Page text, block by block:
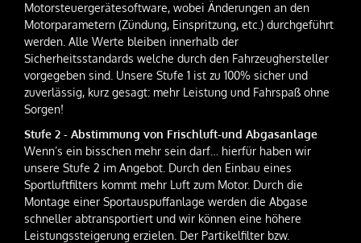
Motorsteuergerätesoftware, wobei Änderungen an den
Motorparametern (Zündung, Einspritzung, etc.) durchgeführt
werden. Alle Werte bleiben innerhalb der
Sicherheitsstandards welche durch den Fahrzeughersteller
vorgegeben sind. Unsere Stufe 1 ist zu 100% sicher und
zuverlässig, kurz gesagt: mehr Leistung und Fahrspaß ohne
Sorgen!
Stufe 2 - Abstimmung von Frischluft-und Abgasanlage
Wenn’s ein bisschen mehr sein darf… hierfür haben wir
unsere Stufe 2 im Angebot. Durch den Einbau eines
Sportluftfilters kommt mehr Luft zum Motor. Durch die
Montage einer Sportauspuffanlage werden die Abgase
schneller abtransportiert und wir können eine höhere
Leistungssteigerung erzielen. Der Partikelfilter bzw.